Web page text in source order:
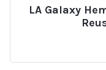
LA Galaxy